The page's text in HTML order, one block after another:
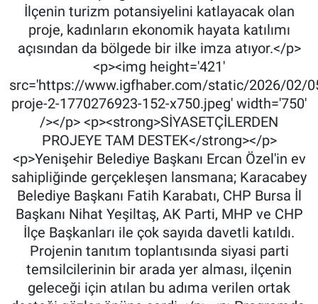
İlçenin turizm potansiyelini katlayacak olan
proje, kadınların ekonomik hayata katılımı
açısından da bölgede bir ilke imza atıyor.</p>
<p><img height='421'
src='https://www.igfhaber.com/static/2026/02/
proje-2-1770276923-152-x750.jpeg' width='750'
/></p> <p><strong>SİYASETÇİLERDEN
PROJEYE TAM DESTEK</strong></p>
<p>Yenişehir Belediye Başkanı Ercan Özel'in ev
sahipliğinde gerçekleşen lansmana; Karacabey
Belediye Başkanı Fatih Karabatı, CHP Bursa İl
Başkanı Nihat Yeşiltaş, AK Parti, MHP ve CHP
İlçe Başkanları ile çok sayıda davetli katıldı.
Projenin tanıtım toplantısında siyasi parti
temsilcilerinin bir arada yer alması, ilçenin
geleceği için atılan bu adıma verilen ortak